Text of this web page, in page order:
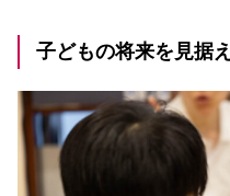
子どもの将来を見据